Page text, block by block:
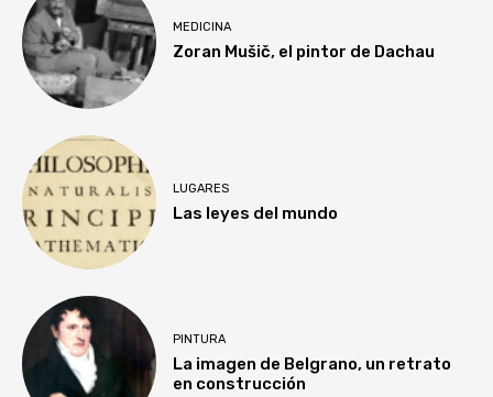
MEDICINA
Zoran Mušič, el pintor de Dachau
LUGARES
Las leyes del mundo
PINTURA
La imagen de Belgrano, un retrato
en construcción